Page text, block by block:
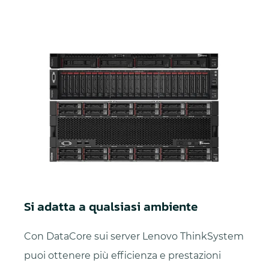
Si adatta a qualsiasi ambiente
Con DataCore sui server Lenovo ThinkSystem
puoi ottenere più efficienza e prestazioni